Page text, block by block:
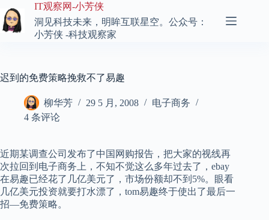
至
内
IT观察网-小芳侠
洞见科技未来，明眸互联星空。公众号：
小芳侠 -科技观察家
迟到的免费策略挽救不了易趣
柳华芳 29 5 月, 2008
电子商务
4 条评论
近期某调查公司发布了中国网购报告，把大家的视线再
次拉回到电子商务上，不知不觉这么多年过去了，ebay
在易趣已经花了几亿美元了，市场份额却不到5%。眼看
几亿美元投资就要打水漂了，tom易趣终于使出了最后一
招—免费策略。